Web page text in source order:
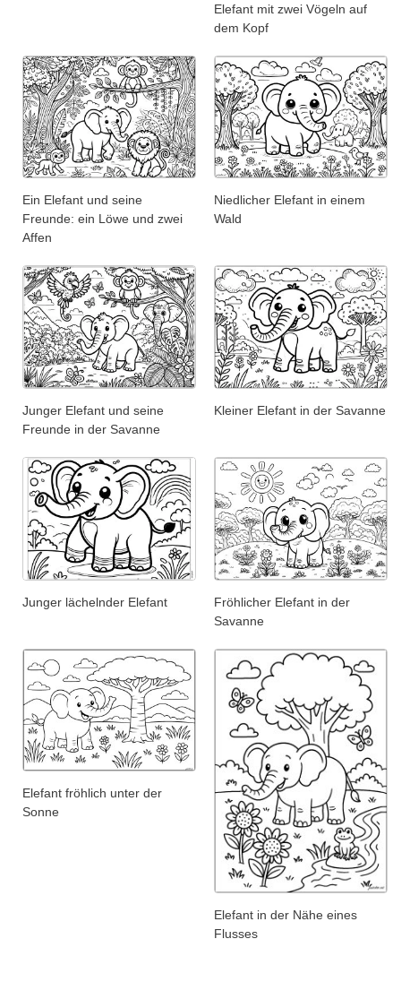
Elefant mit zwei Vögeln auf
dem Kopf
Ein Elefant und seine
Freunde: ein Löwe und zwei
Affen
Niedlicher Elefant in einem
Wald
Junger Elefant und seine
Freunde in der Savanne
Kleiner Elefant in der Savanne
Junger lächelnder Elefant
Fröhlicher Elefant in der
Savanne
Elefant fröhlich unter der
Sonne
Elefant in der Nähe eines
Flusses